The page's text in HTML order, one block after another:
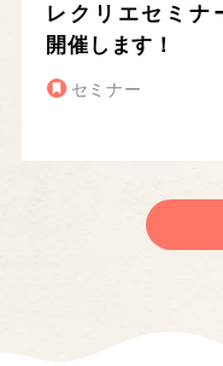
レクリエセミナ
開催します！
セミナー